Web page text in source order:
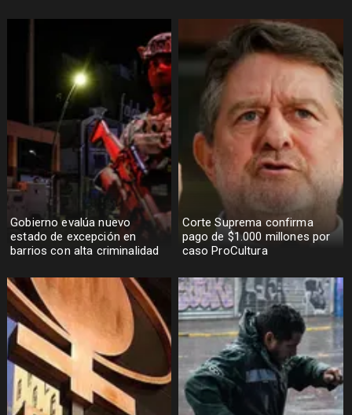
Gobierno evalúa nuevo
estado de excepción en
barrios con alta criminalidad
Corte Suprema confirma
pago de $1.000 millones por
caso ProCultura